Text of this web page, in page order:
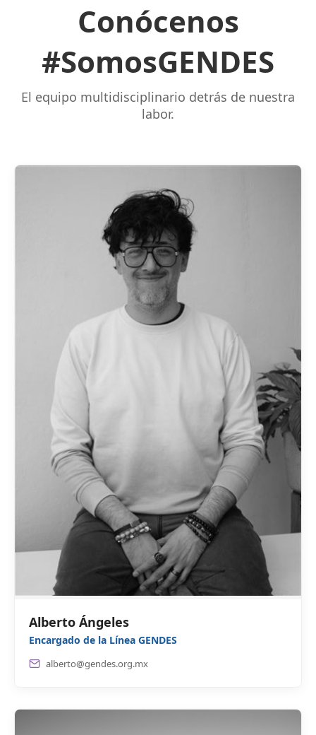
Conócenos
#SomosGENDES
El equipo multidisciplinario detrás de nuestra
labor.
Alberto Ángeles
Encargado de la Línea GENDES
alberto@gendes.org.mx